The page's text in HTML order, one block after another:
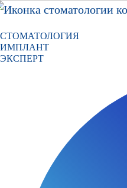
СТОМАТОЛОГИЯ
ИМПЛАНТ
ЭКСПЕРТ